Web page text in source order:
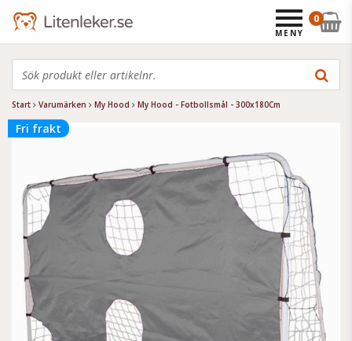
Start Varumärken My Hood My Hood - Fotbollsmål - 300x180Cm
Fri frakt
0
MENY